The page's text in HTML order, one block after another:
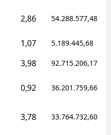
2,86 54.288.577,48
1,07 5.189.445,68
3,98 92.715.206,17
0,92 36.201.759,66
3,78 33.764.732,60